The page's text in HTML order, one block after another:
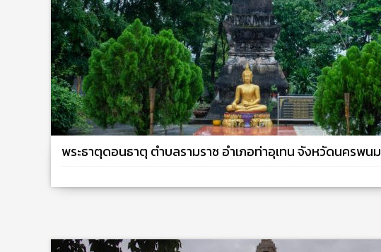
พระธาตุดอนธาตุ ตำบลรามราช อำเภอท่าอุเทน จังหวัดนครพนม